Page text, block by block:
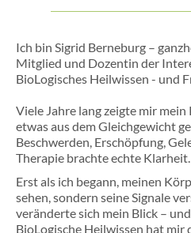
Ich bin Sigrid Berneburg –
Mitglied und Dozentin der
BioLogisches Heilwissen - und
Viele Jahre lang zeigte mir
etwas aus dem Gleichgewicht
Beschwerden, Erschöpfung,
Therapie brachte echte Klarheit.
Erst als ich begann, meinen
sehen, sondern seine Signale
veränderte sich mein Blick –
BioLogische Heilwissen hat mir